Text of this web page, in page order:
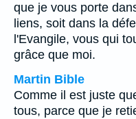
que je vous porte
liens, soit dans la
l'Evangile, vous qui
grâce que moi.
Martin Bible
Comme il est juste
tous, parce que je